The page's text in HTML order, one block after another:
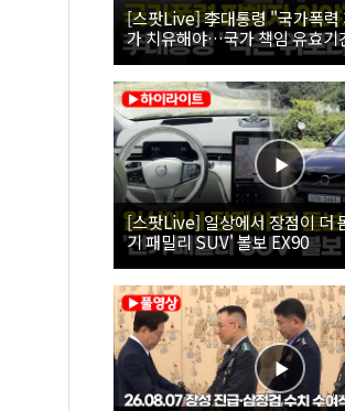
[스팟Live] 李대통령 "국가폭력
가 치유해야…국가 책임 유효기
26.08.07 국가폭력 피해자 위로
[스팟Live] 일상에서 장점이 더
기 패밀리 SUV' 볼보 EX90